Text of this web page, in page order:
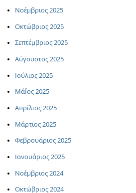
Νοέμβριος 2025
Οκτώβριος 2025
Σεπτέμβριος 2025
Αύγουστος 2025
Ιούλιος 2025
ΜάΪος 2025
Απρίλιος 2025
Μάρτιος 2025
Φεβρουάριος 2025
Ιανουάριος 2025
Νοέμβριος 2024
Οκτώβριος 2024